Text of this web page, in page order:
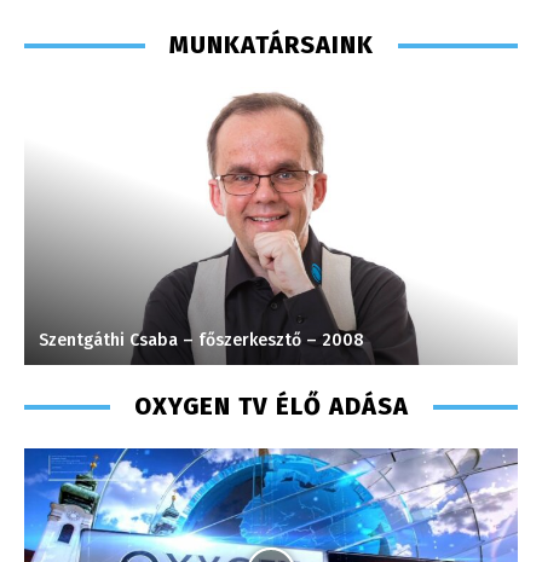
MUNKATÁRSAINK
Szentgáthi Csaba – főszerkesztő – 2008
OXYGEN TV ÉLŐ ADÁSA